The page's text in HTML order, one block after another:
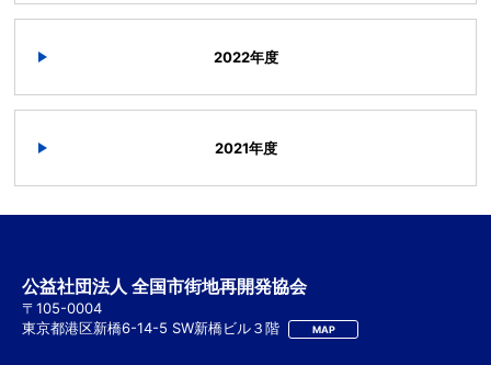
2022年度
2021年度
公益社団法人 全国市街地再開発協会
〒105-0004
東京都港区新橋6-14-5 SW新橋ビル３階
MAP